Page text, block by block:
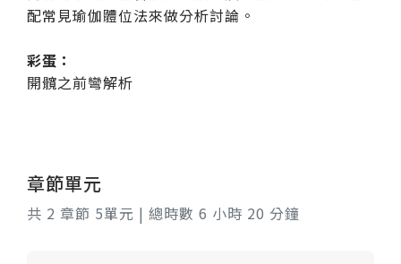
配常見瑜伽體位法來做分析討論。
彩蛋：
開髖之前彎解析
章節單元
共 2 章節 5單元 | 總時數 6 小時 20 分鐘